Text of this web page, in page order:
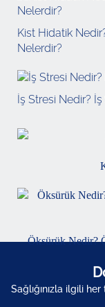
Kist Hidatik
Nelerdir?
İş Stresi Nedir?
Öksürük Nedir?
Sağlığınızla ilgili